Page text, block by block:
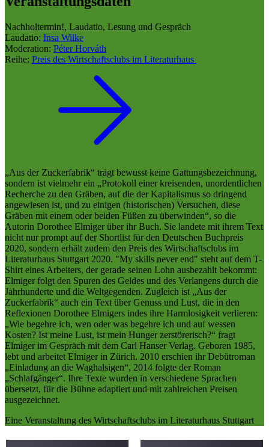
Nachholtermin!, Laudatio, Lesung und Gespräch
Laudatio: Insa Wilke
Moderation: Péter Horváth
Reihe: Preis des Wirtschaftsclubs im Literaturhaus
„Aus der Zuckerfabrik“ trägt bewusst keine Gattungsbezeichnung,
sondern ist vielmehr ein „Protokoll einer kreisenden, unordentlichen
Recherche zu den Gräben, auf die der Kapitalismus so dringend
angewiesen ist, und zu einigen (historischen) Versuchen, diese
Gräben mit einem oder beiden Füßen zu überwinden“, so die
Autorin Dorothee Elmiger über ihr Buch. Sie landete mit ihrem Text
nicht nur prompt auf der Shortlist für den Deutschen Buchpreis
2020, sondern erhält zudem den Preis des Wirtschaftsclubs im
Literaturhaus Stuttgart 2020. "My skills never end" steht auf dem T-
Shirt eines Arbeiters, der gerade seinen Lohn ausbezahlt bekommt:
Elmiger folgt den Spuren des Geldes und des Verlangens durch die
Jahrhunderte und die Weltgegenden. Zugleich ist „Aus der
Zuckerfabrik“ auch ein Text über Genuss und Lust, die in den
Reflexionen Dorothee Elmigers indes ihre Harmlosigkeit verlieren:
„Wie begehre ich, wen oder was begehre ich und auf wessen
Kosten? Ist meine Lust, ist mein Hunger zerstörerisch?“ fragt
Elmiger im Gespräch mit dem Carl Hanser Verlag. Geboren 1985,
lebt und arbeitet Elmiger in Zürich. 2010 erschien ihr Debütroman
„Einladung an die Waghalsigen“, 2014 folgte der Roman
„Schlafgänger“. Ihre Texte wurden in verschiedene Sprachen
übersetzt, für die Bühne adaptiert und mit zahlreichen Preisen
ausgezeichnet.
Eine Veranstaltung des Wirtschaftsclubs im Literaturhaus Stuttgart